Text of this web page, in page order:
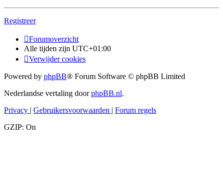
Registreer
Forumoverzicht
Alle tijden zijn UTC+01:00
Verwijder cookies
Powered by phpBB® Forum Software © phpBB Limited
Nederlandse vertaling doorphpBB.nl.
Privacy | Gebruikersvoorwaarden | Forum regels
GZIP: On